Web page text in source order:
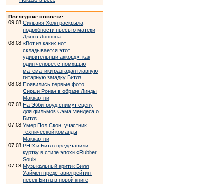
Последние новости:
09.08 Сильвия Холл раскрыла
подробности пьесы о матери
Джона Леннона
08.08 «Вот из каких нот
складывается этот
удивительный аккорд»: как
один человек с помощью
математики разгадал главную
гитарную загадку Битлз
08.08 Появились первые фото
Сирши Ронан в образе Линды
Маккартни
07.08 На Эбби-роуд снимут сцену
для фильмов Сэма Мендеса о
Битлз
07.08 Умер Пол Свон, участник
технической команды
Маккартни
07.08 PHIX и Битлз представили
куртку в стиле эпохи «Rubber
Soul»
07.08 Музыкальный критик Билл
Уаймен представил рейтинг
песен Битлз в новой книге